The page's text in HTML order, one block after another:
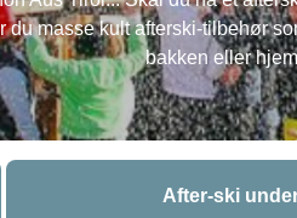
du masse kult afterski-tilbehør
bakken eller
After-ski